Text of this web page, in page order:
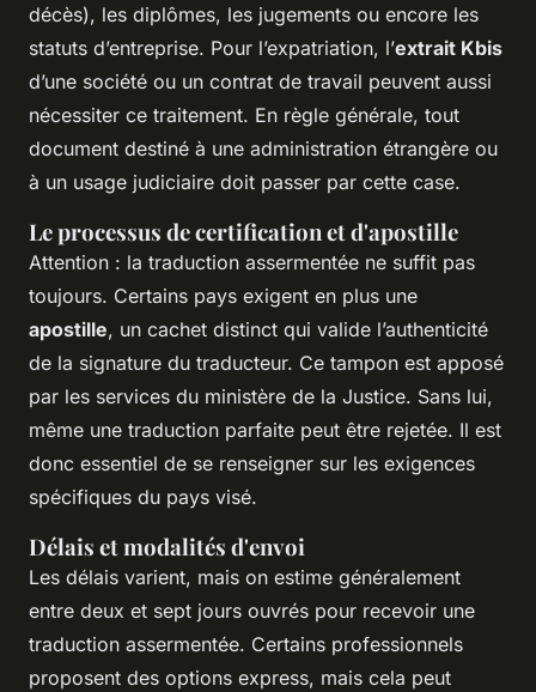
décès), les diplômes, les jugements ou encore les
statuts d’entreprise. Pour l’expatriation, l’extrait Kbis
d’une société ou un contrat de travail peuvent aussi
nécessiter ce traitement. En règle générale, tout
document destiné à une administration étrangère ou
à un usage judiciaire doit passer par cette case.
Le processus de certification et d'apostille
Attention : la traduction assermentée ne suffit pas
toujours. Certains pays exigent en plus une
apostille, un cachet distinct qui valide l’authenticité
de la signature du traducteur. Ce tampon est apposé
par les services du ministère de la Justice. Sans lui,
même une traduction parfaite peut être rejetée. Il est
donc essentiel de se renseigner sur les exigences
spécifiques du pays visé.
Délais et modalités d'envoi
Les délais varient, mais on estime généralement
entre deux et sept jours ouvrés pour recevoir une
traduction assermentée. Certains professionnels
proposent des options express, mais cela peut